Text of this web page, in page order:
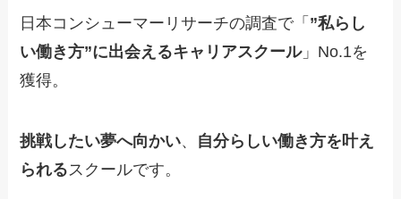
日本コンシューマーリサーチの調査で「 ”私らし
い働き方”に出会えるキャリアスクール」No.1を
獲得。
挑戦したい夢へ向かい、 自分らしい働き方を叶え
られる スクールです。